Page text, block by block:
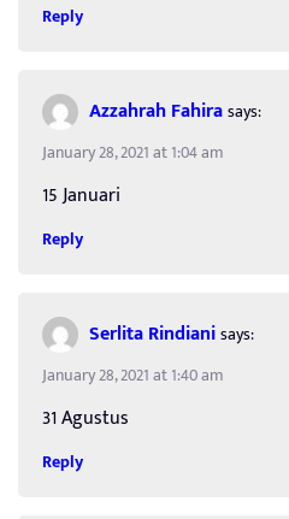
Reply
Azzahrah Fahirasays:
January 28, 2021 at 1:04 am
15 Januari
Reply
Serlita Rindianisays:
January 28, 2021 at 1:40 am
31 Agustus
Reply